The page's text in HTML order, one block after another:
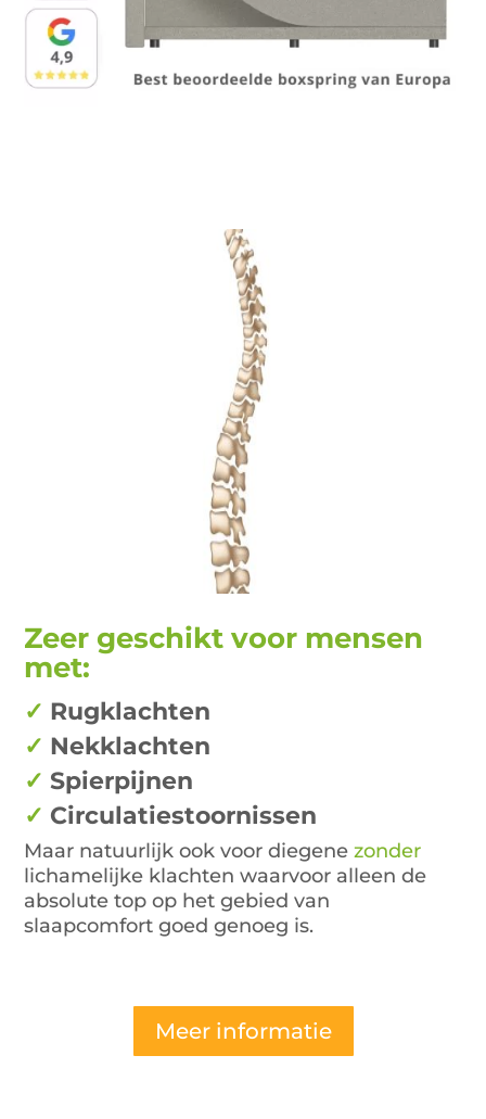
Zeer geschikt voor mensen
met:
✓ Rugklachten
✓ Nekklachten
✓Spierpijnen
✓ Circulatiestoornissen
Maar natuurlijk ook voor diegenezonder
lichamelijke klachten waarvoor alleen de
absolute top op het gebied van
slaapcomfort goed genoeg is.
Meer informatie